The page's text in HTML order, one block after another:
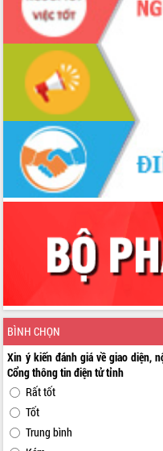
BÌNH CHỌN
Xin ý kiến đánh giá về giao diện,
Cổng thông tin điện tử tỉnh
Rất tốt
Tốt
Trung bình